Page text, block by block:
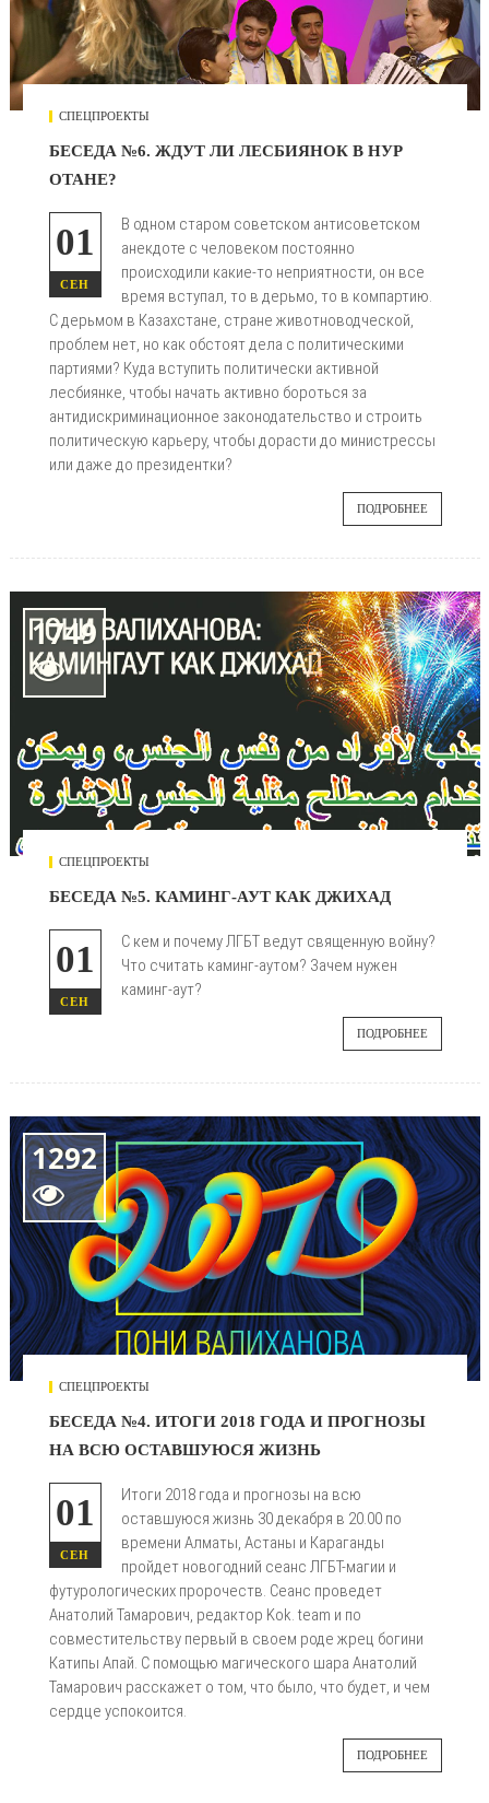
СПЕЦПРОЕКТЫ
БЕСЕДА №6. ЖДУТ ЛИ ЛЕСБИЯНОК В НУР
ОТАНЕ?
01
СЕН
В одном старом советском антисоветском
анекдоте с человеком постоянно
происходили какие-то неприятности, он все
время вступал, то в дерьмо, то в компартию.
С дерьмом в Казахстане, стране животноводческой,
проблем нет, но как обстоят дела с политическими
партиями? Куда вступить политически активной
лесбиянке, чтобы начать активно бороться за
антидискриминационное законодательство и строить
политическую карьеру, чтобы дорасти до министрессы
или даже до президентки?
ПОДРОБНЕЕ
1749

СПЕЦПРОЕКТЫ
БЕСЕДА №5. КАМИНГ-АУТ КАК ДЖИХАД
01
СЕН
С кем и почему ЛГБТ ведут священную войну?
Что считать каминг-аутом? Зачем нужен
каминг-аут?
ПОДРОБНЕЕ
1292

СПЕЦПРОЕКТЫ
БЕСЕДА №4. ИТОГИ 2018 ГОДА И ПРОГНОЗЫ
НА ВСЮ ОСТАВШУЮСЯ ЖИЗНЬ
01
СЕН
Итоги 2018 года и прогнозы на всю
оставшуюся жизнь 30 декабря в 20.00 по
времени Алматы, Астаны и Караганды
пройдет новогодний сеанс ЛГБТ-магии и
футурологических пророчеств. Сеанс проведет
Анатолий Тамарович, редактор Kok. team и по
совместительству первый в своем роде жрец богини
Катипы Апай. С помощью магического шара Анатолий
Тамарович расскажет о том, что было, что будет, и чем
сердце успокоится.
ПОДРОБНЕЕ